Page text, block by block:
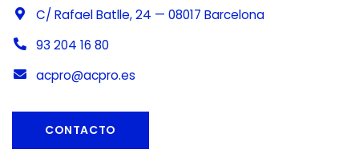
C/ Rafael Batlle, 24 — 08017 Barcelona
93 204 16 80
acpro@acpro.es
CONTACTO